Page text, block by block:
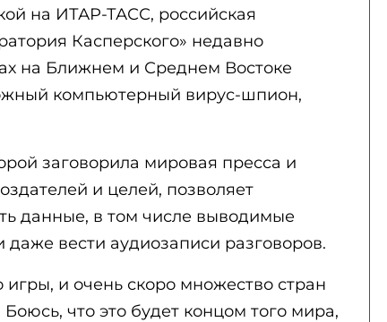
на ИТАР-ТАСС, российская
Касперского» недавно
на Ближнем и Среднем Востоке
компьютерный вирус-шпион,
заговорила мировая пресса и
и целей, позволяет
данные, в том числе выводимые
вести аудиозаписи разговоров.
игры, и очень скоро множество стран
что это будет концом того мира,